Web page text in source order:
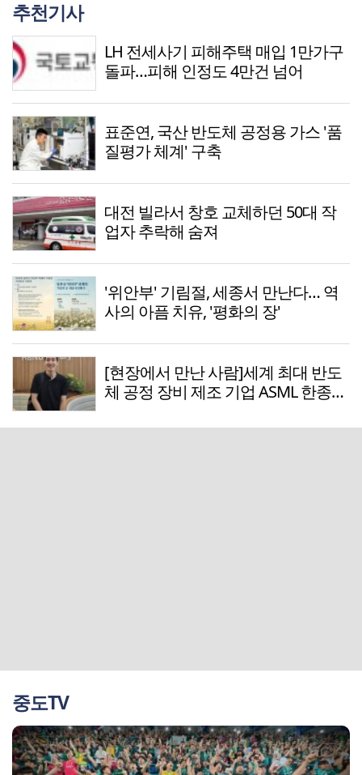
추천기사
LH 전세사기 피해주택 매입 1만가구
돌파…피해 인정도 4만건 넘어
표준연, 국산 반도체 공정용 가스 '품
질평가 체계' 구축
대전 빌라서 창호 교체하던 50대 작
업자 추락해 숨져
'위안부' 기림절, 세종서 만난다… 역
사의 아픔 치유, '평화의 장'
[현장에서 만난 사람]세계 최대 반도
체 공정 장비 제조 기업 ASML 한종호
중도TV